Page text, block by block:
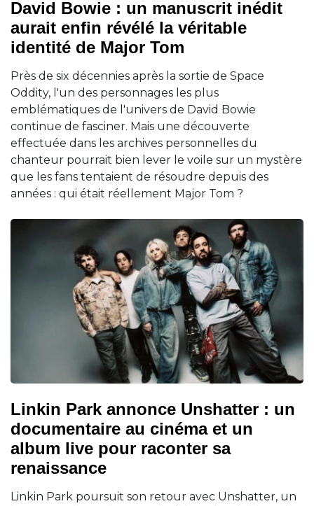
David Bowie : un manuscrit inédit
aurait enfin révélé la véritable
identité de Major Tom
Près de six décennies après la sortie de Space
Oddity, l'un des personnages les plus
emblématiques de l'univers de David Bowie
continue de fasciner. Mais une découverte
effectuée dans les archives personnelles du
chanteur pourrait bien lever le voile sur un mystère
que les fans tentaient de résoudre depuis des
années : qui était réellement Major Tom ?
Linkin Park annonce Unshatter : un
documentaire au cinéma et un
album live pour raconter sa
renaissance
Linkin Park poursuit son retour avec Unshatter, un